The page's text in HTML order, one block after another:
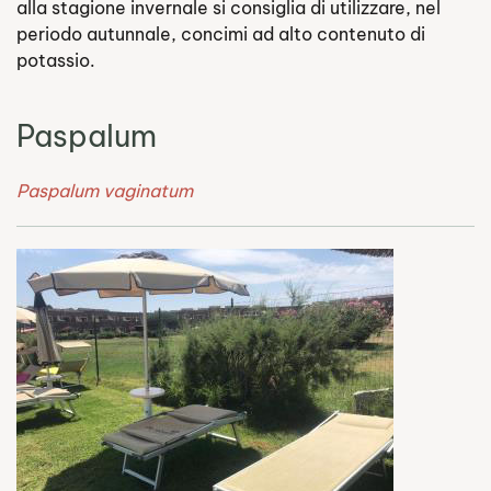
alla stagione invernale si consiglia di utilizzare, nel
periodo autunnale, concimi ad alto contenuto di
potassio.
Paspalum
Paspalum vaginatum